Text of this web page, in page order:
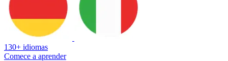
130+ idiomas
Comece a aprender